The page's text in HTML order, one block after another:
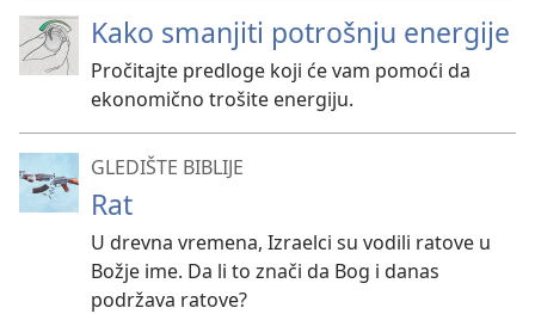
Kako smanjiti potrošnju energije
Pročitajte predloge koji će vam pomoći da
ekonomično trošite energiju.
GLEDIŠTE BIBLIJE
Rat
U drevna vremena, Izraelci su vodili ratove u
Božje ime. Da li to znači da Bog i danas
podržava ratove?